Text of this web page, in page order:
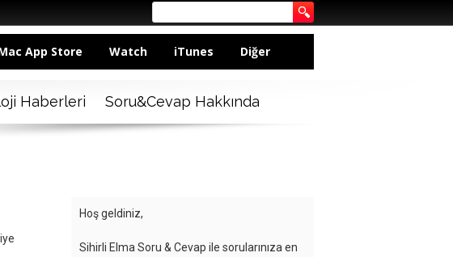
App Store Watch iTunes Diğer
Haberleri Soru&Cevap Hakkında
Hoş geldiniz,
Sihirli Elma Soru & Cevap ile sorularınıza en